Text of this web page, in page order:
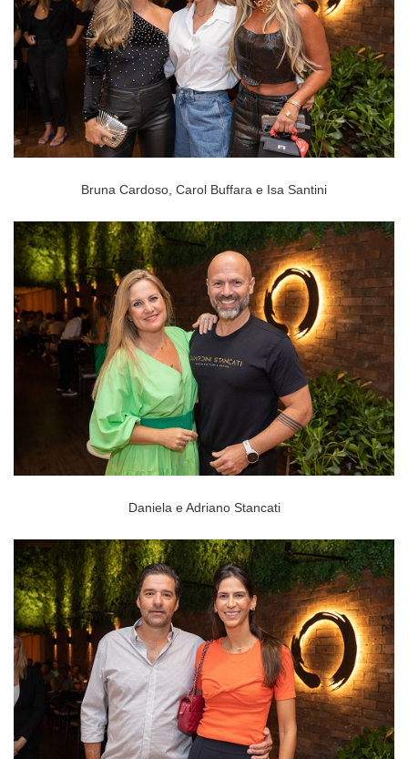
Bruna Cardoso, Carol Buffara e Isa Santini
Daniela e Adriano Stancati